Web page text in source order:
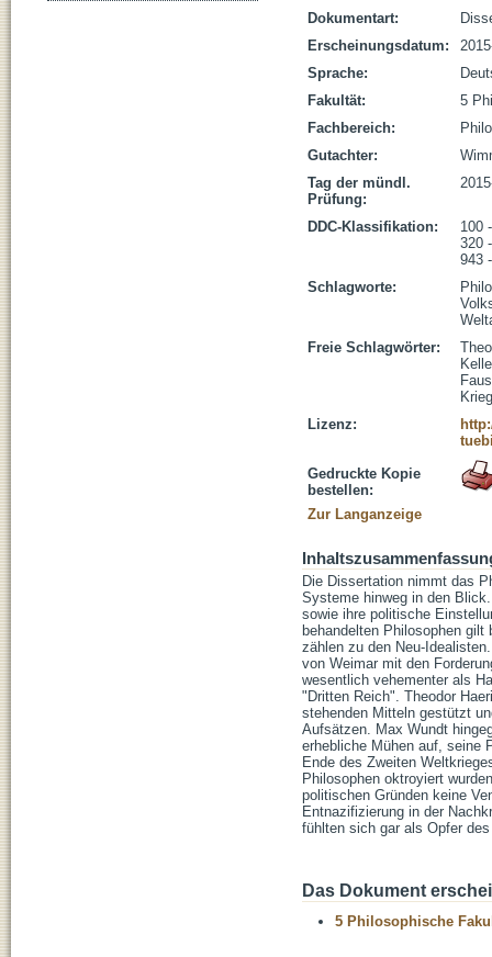
Dokumentart:
Erscheinungsdatum:
Sprache:
Fakultät:
5
Fachbereich:
Gutachter:
Tag der mündl.
Prüfung:
DDC-Klassifikation:
100
320
943
Schlagworte:
Freie Schlagwörter:
Lizenz:
Gedruckte Kopie
bestellen:
Zur Langanzeige
Die Dissertation nimmt das
Systeme hinweg in den
sowie ihre politische
behandelten Philosophen gilt
zählen zu den Neu-
von Weimar mit den
wesentlich vehementer als
"Dritten Reich". Theodor
stehenden Mitteln gestützt
Aufsätzen. Max Wundt
erhebliche Mühen auf, seine
Ende des Zweiten
Philosophen oktroyiert
politischen Gründen keine
Entnazifizierung in der
fühlten sich gar als Opfer
Das Dokument
5 Philosophische